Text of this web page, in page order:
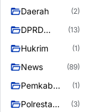
Daerah (2)
DPRD
Raya
(13)
Hukrim (1)
News (89)
Pemkab
(1)
Polresta
(3)